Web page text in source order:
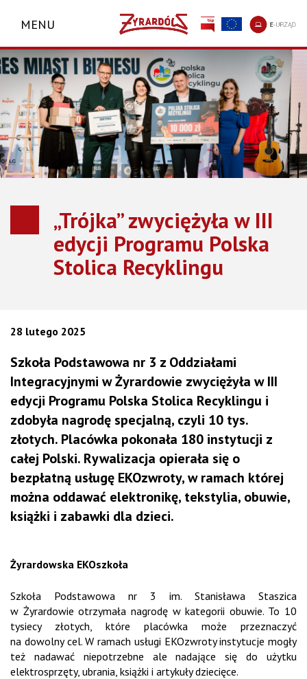
MENU
„Trójka” zwyciężyła w III
edycji Programu Polska
Stolica Recyklingu
28 lutego 2025
Szkoła Podstawowa nr 3 z Oddziałami
Integracyjnymi w Żyrardowie zwyciężyła w III
edycji Programu Polska Stolica Recyklingu i
zdobyła nagrodę specjalną, czyli 10 tys.
złotych. Placówka pokonała 180 instytucji z
całej Polski. Rywalizacja opierała się o
bezpłatną usługę EKOzwroty, w ramach której
można oddawać elektronikę, tekstylia, obuwie,
książki i zabawki dla dzieci.
Żyrardowska EKOszkoła
Szkoła Podstawowa nr 3 im. Stanisława Staszica
w Żyrardowie otrzymała nagrodę w kategorii obuwie. To 10
tysiecy złotych, które placówka może przeznaczyć
na dowolny cel. W ramach usługi EKOzwroty instytucje mogły
też nadawać niepotrzebne ale nadające się do użytku
elektrosprzęty, ubrania, książki i artykuły dziecięce.